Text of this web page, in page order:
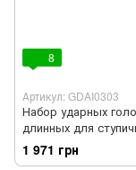
8
Артикул: GDAI0303
Набор ударных
длинных для
1/2" 12-гр. 3 ед.
TOPTUL GDAI0303
1 971 грн